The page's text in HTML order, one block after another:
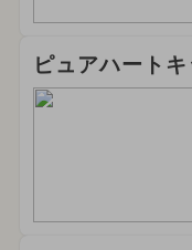
2025年1月のイ
2024年8月のイ
2024年5月の
ピュアハート